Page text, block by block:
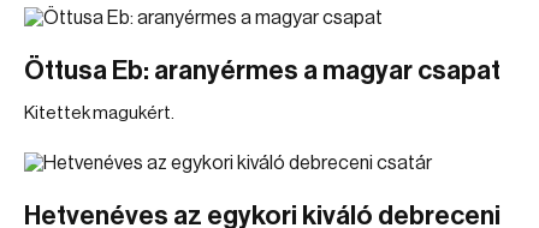
Öttusa Eb: aranyérmes a magyar csapat
Kitettek magukért.
Hetvenéves az egykori kiváló debreceni